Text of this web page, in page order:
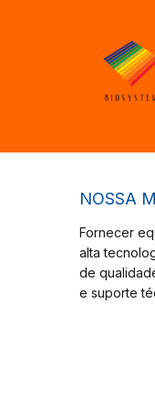
NOSSA
Fornecer
alta
de
e suporte